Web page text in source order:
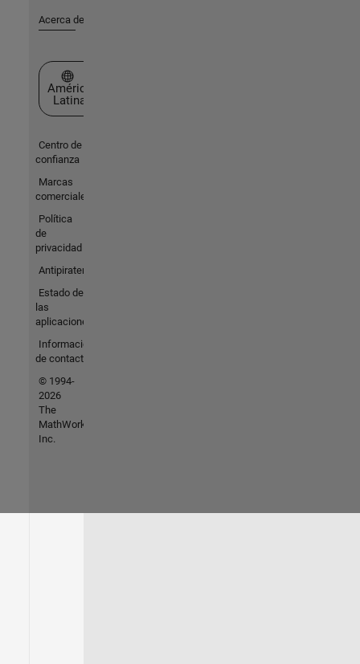
Acerca de MathWorks
Seleccione un país/idioma
América
Latina
Centro de
confianza
Marcas
comerciales
Política
de
privacidad
Antipiratería
Estado de
las
aplicaciones
Información
de contacto
© 1994-
2026
The
MathWorks,
Inc.